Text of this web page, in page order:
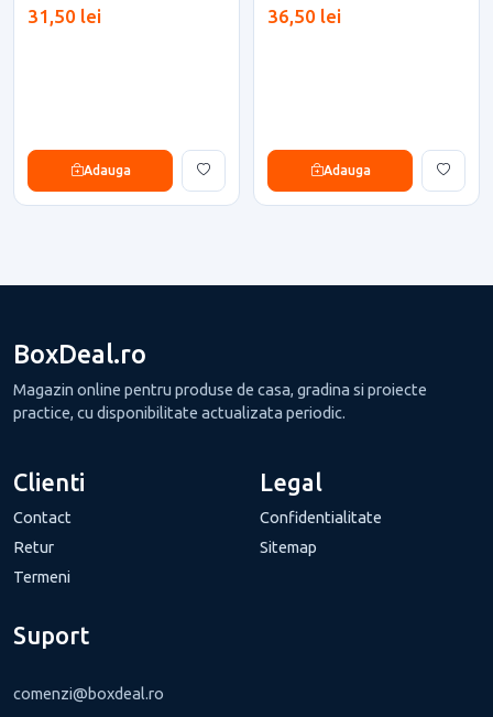
31,50 lei
Adauga
36,50 lei
Adauga
BoxDeal.ro
Magazin online pentru produse de casa, gradina si proiecte
practice, cu disponibilitate actualizata periodic.
Clienti
Contact
Retur
Termeni
Legal
Confidentialitate
Sitemap
Suport
comenzi@boxdeal.ro